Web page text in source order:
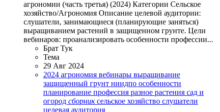
агрономии (часть третья) (2024) Категории Сельское
хозяйство/Агрономия Описание целевой аудитории:
слушатели, занимающиеся (планирующие заняться)
выращиванием растений в защищенном грунте. Цели
вебинаров: проанализировать особенности профессии...
Брат Тук
Тема
29 Авг 2024
2024 агрономия вебинары выращивание
защищенный грунт ниидпо особенности
планирование профессия разное растения сад и
огород сборник сельское хозяйство слушатели
целевая аудитория